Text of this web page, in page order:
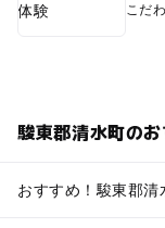
こだ
駿東郡清水町の
おすすめ！駿東郡清